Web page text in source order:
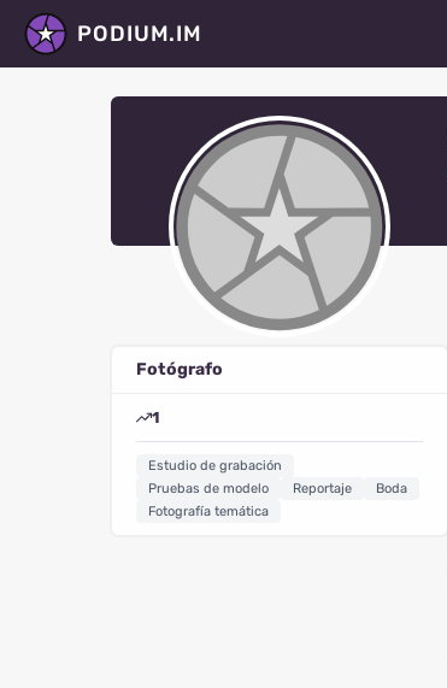
PODIUM.IM
Fotógrafo
1
Estudio de grabación
Pruebas de modelo
Reportaje
Boda
Fotografía temática